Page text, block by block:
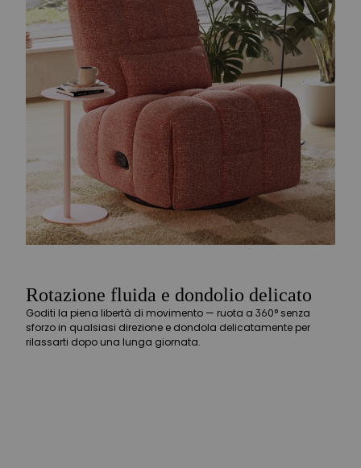
Rotazione fluida e dondolio delicato
Goditi la piena libertà di movimento — ruota a 360° senza
sforzo in qualsiasi direzione e dondola delicatamente per
rilassarti dopo una lunga giornata.